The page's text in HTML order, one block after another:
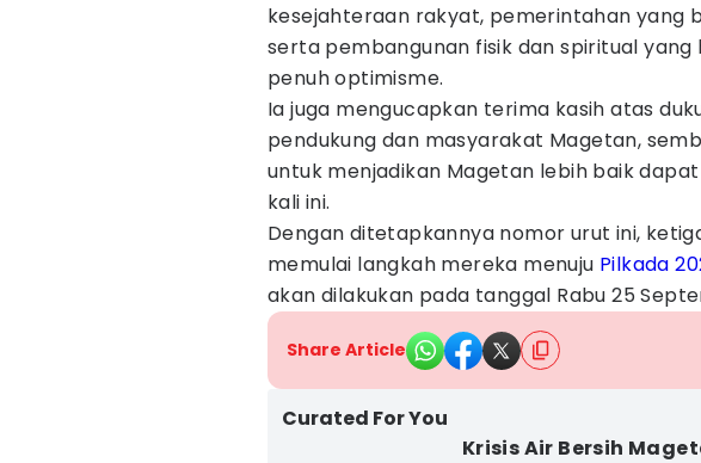
kesejahteraan rakyat, pemerintahan yang
serta pembangunan fisik dan spiritual yang
penuh optimisme.
Ia juga mengucapkan terima kasih atas
pendukung dan masyarakat Magetan,
untuk menjadikan Magetan lebih baik
kali ini.
Dengan ditetapkannya nomor urut ini,
memulai langkah mereka menuju Pilkada
akan dilakukan pada tanggal Rabu 25
Share Article
Curated For You
Krisis Air Bersih